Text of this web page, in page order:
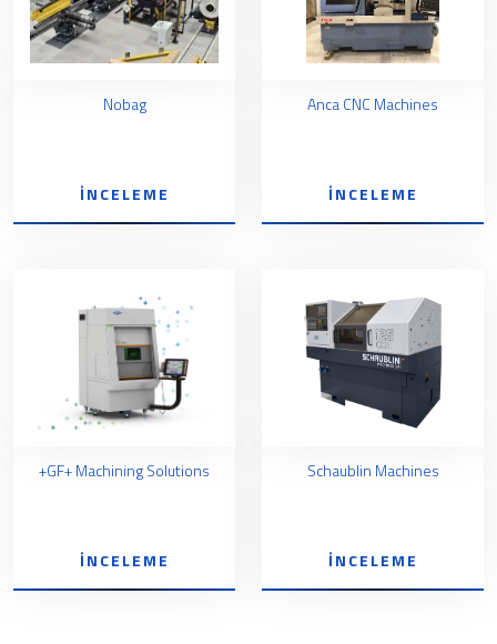
Nobag
İNCELEME
Anca CNC Machines
İNCELEME
+GF+ Machining Solutions
İNCELEME
Schaublin Machines
İNCELEME